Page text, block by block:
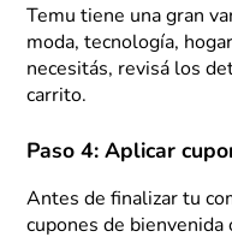
Temu tiene una gran
moda, tecnología,
necesitás, revisá los
carrito.
Paso 4: Aplicar
Antes de finalizar tu
cupones de